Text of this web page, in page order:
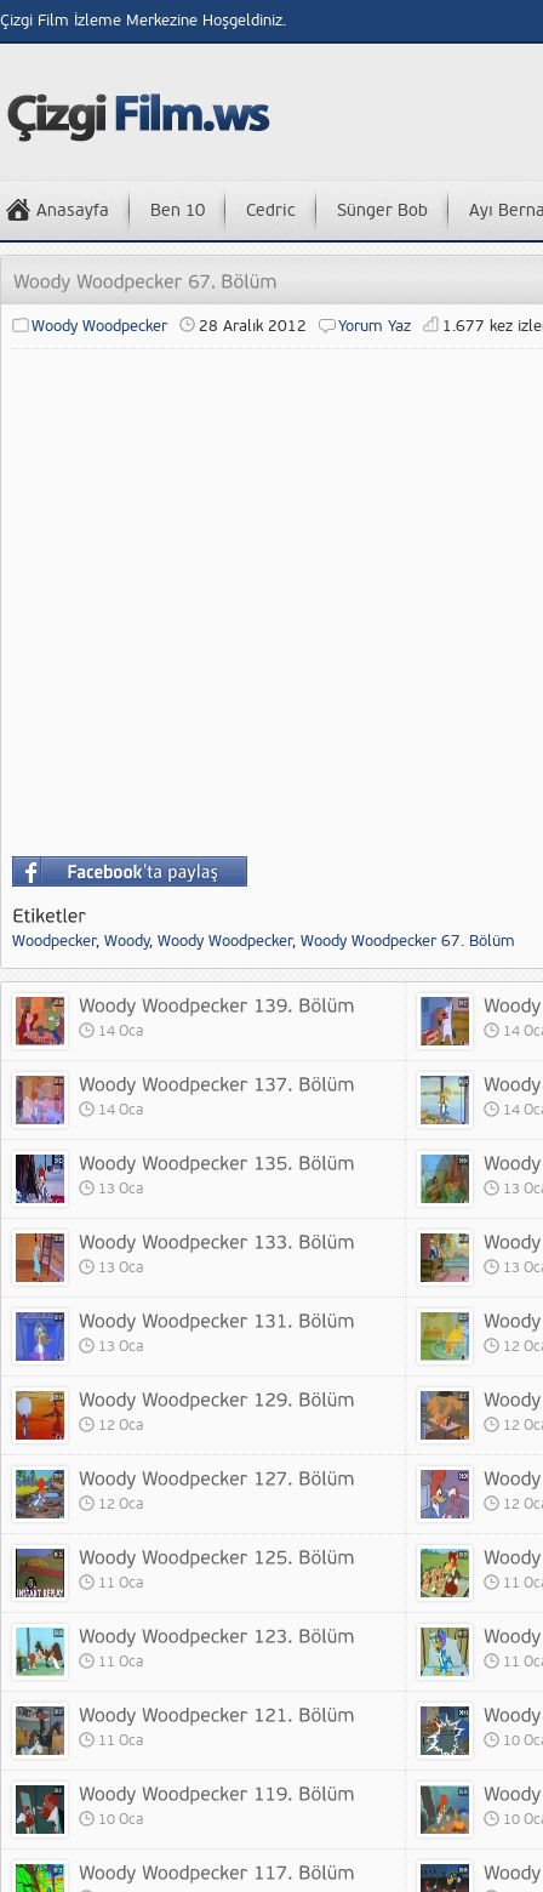
Çizgi Film İzleme Merkezine Hoşgeldiniz.
Anasayfa Ben 10 Cedric Sünger Bob Ayı
Woody Woodpecker 28 Aralık 2012 Yorum Yaz 1.677 kez
Woodpecker, Woody, Woody Woodpecker, Woody Woodpecker 67. Bölüm
14 Oca 14
14 Oca 14
13 Oca 13
13 Oca 13
13 Oca 12
12 Oca 12
12 Oca 12
11 Oca 11
11 Oca 11
11 Oca 10
10 Oca 10